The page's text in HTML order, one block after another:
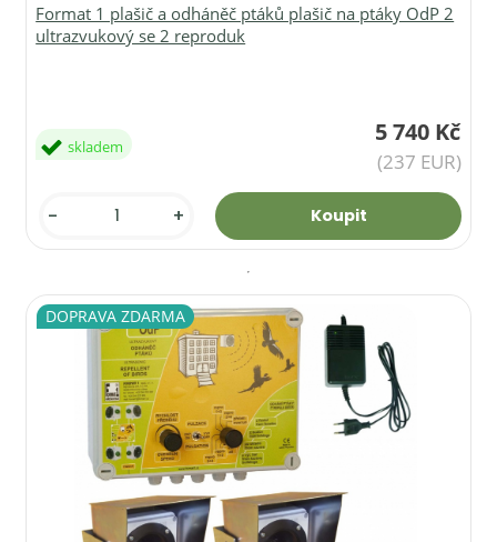
Format 1 plašič a odháněč ptáků plašič na ptáky OdP 2
ultrazvukový se 2 reproduk
5 740 Kč
(237 EUR)
skladem
- +
DOPRAVA ZDARMA